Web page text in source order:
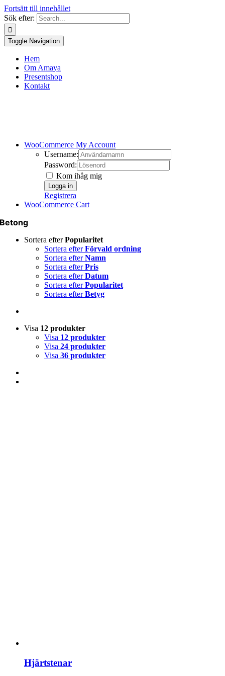
Fortsätt till innehållet
Sök efter:
Toggle Navigation
Hem
Om Amaya
Presentshop
Kontakt
WooCommerce My Account
Username:
Password:
Kom ihåg mig
Registrera
WooCommerce Cart
Betong
Sortera efterPopularitet
Sortera efterFörvald ordning
Sortera efterNamn
Sortera efterPris
Sortera efterDatum
Sortera efterPopularitet
Sortera efterBetyg
Visa 12 produkter
Visa 12 produkter
Visa 24 produkter
Visa 36 produkter
Hjärtstenar